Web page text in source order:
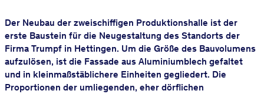
Der Neubau der zweischiffigen Produktionshalle ist der
erste Baustein für die Neugestaltung des Standorts der
Firma Trumpf in Hettingen. Um die Größe des Bauvolumens
aufzulösen, ist die Fassade aus Aluminiumblech gefaltet
und in kleinmaßstäblichere Einheiten gegliedert. Die
Proportionen der umliegenden, eher dörflichen